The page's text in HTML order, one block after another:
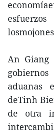
An Giang
aduanas
deTinh
de otra